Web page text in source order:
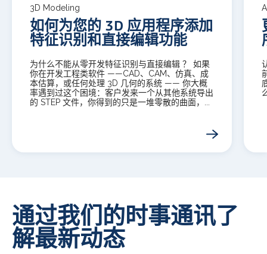
3D Modeling
如何为您的 3D 应用程序添加
特征识别和直接编辑功能
为什么不能从零开发特征识别与直接编辑 ？ 如果
你在开发工程类软件 ——CAD、CAM、仿真、成
本估算，或任何处理 3D 几何的系统 —— 你大概
率遇到过这个困境：客户发来一个从其他系统导出
的 STEP 文件，你得到的只是一堆零散的曲面，...
通过我们的时事通讯了
解最新动态